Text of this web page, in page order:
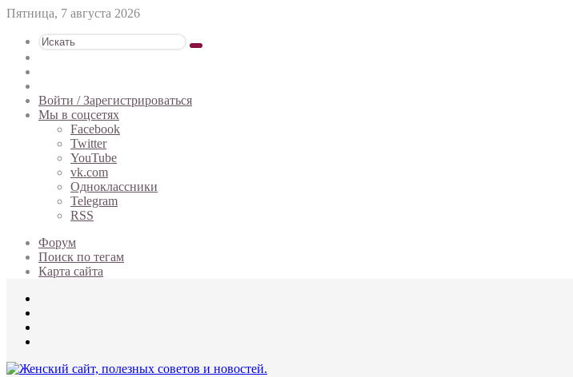
Пятница, 7 августа 2026
Искать
статья
Войти / Зарегистрироваться
Мы в соцсетях
Facebook
Twitter
YouTube
vk.com
Одноклассники
Telegram
RSS
Форум
Поиск по тегам
Карта сайта